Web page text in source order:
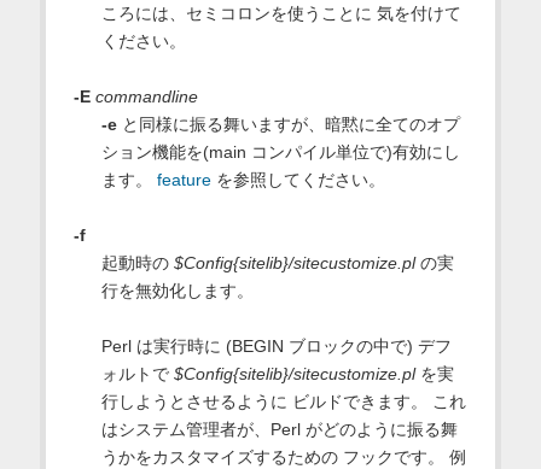
ころには、セミコロンを使うことに 気を付けて
ください。
-E commandline
-eと同様に振る舞いますが、暗黙に全てのオプ
ション機能を(main コンパイル単位で)有効にし
ます。 featureを参照してください。
-f
起動時の $Config{sitelib}/sitecustomize.plの実
行を無効化します。
Perl は実行時に (BEGIN ブロックの中で) デフ
ォルトで $Config{sitelib}/sitecustomize.plを実
行しようとさせるように ビルドできます。 これ
はシステム管理者が、Perl がどのように振る舞
うかをカスタマイズするための フックです。 例